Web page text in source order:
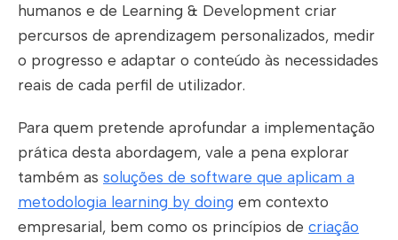
humanos e de Learning & Development criar
percursos de aprendizagem personalizados, medir
o progresso e adaptar o conteúdo às necessidades
reais de cada perfil de utilizador.
Para quem pretende aprofundar a implementação
prática desta abordagem, vale a pena explorar
também as soluções de software que aplicam a
metodologia learning by doing em contexto
empresarial, bem como os princípios de criação